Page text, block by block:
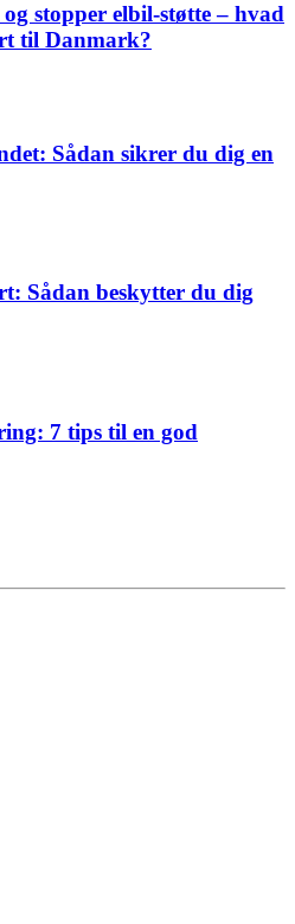
stopper elbil-støtte – hvad
til Danmark?
Sådan sikrer du dig en
Sådan beskytter du dig
7 tips til en god